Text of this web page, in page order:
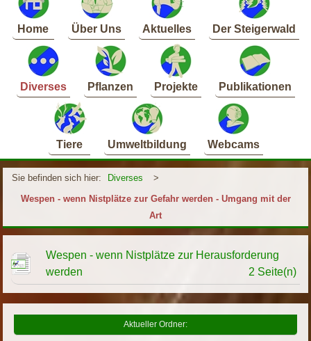
Home Über Uns Aktuelles Der Steigerwald
Diverses Pflanzen Projekte Publikationen
Tiere Umweltbildung Webcams
Sie befinden sich hier: Diverses
>
Wespen - wenn Nistplätze zur Gefahr werden - Umgang mit der
Art
Wespen - wenn Nistplätze zur Herausforderung
werden
2 Seite(n)
Aktueller Ordner: